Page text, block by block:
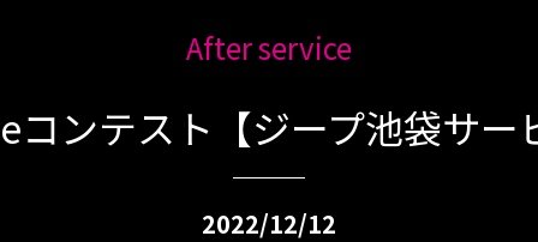
After service
コンテスト【ジープ池袋サー
2022/12/12